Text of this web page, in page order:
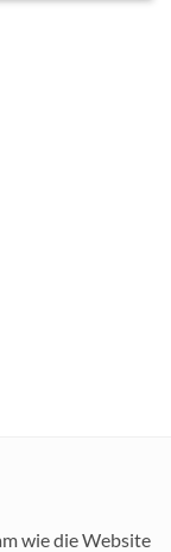
wie die Website